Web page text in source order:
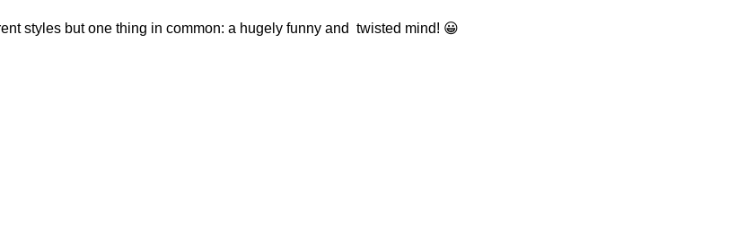
styles but one thing in common: a hugely funny and twisted mind! 😀